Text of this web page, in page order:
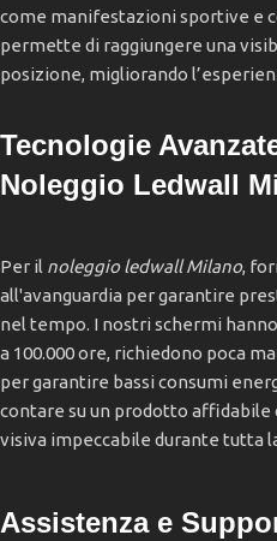
come manifestazioni sportive e
permette di raggiungere una
posizione, migliorando
Tecnologie
Noleggio Ledwall
Per il noleggio ledwall Milano,
all'avanguardia per garantire
nel tempo. I nostri schermi
a 100.000 ore, richiedono poca
per garantire bassi consumi
contare su un prodotto affidabile
visiva impeccabile durante tutta
Assistenza e